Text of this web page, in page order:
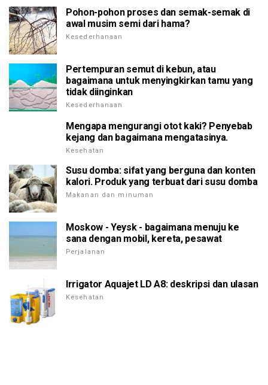
Pohon-pohon proses dan semak-semak di
awal musim semi dari hama?
Kesederhanaan
Pertempuran semut di kebun, atau
bagaimana untuk menyingkirkan tamu yang
tidak diinginkan
Kesederhanaan
Mengapa mengurangi otot kaki? Penyebab
kejang dan bagaimana mengatasinya.
Kesehatan
Susu domba: sifat yang berguna dan konten
kalori. Produk yang terbuat dari susu domba
Makanan dan minuman
Moskow - Yeysk - bagaimana menuju ke
sana dengan mobil, kereta, pesawat
Perjalanan
Irrigator Aquajet LD A8: deskripsi dan ulasan
Kesehatan